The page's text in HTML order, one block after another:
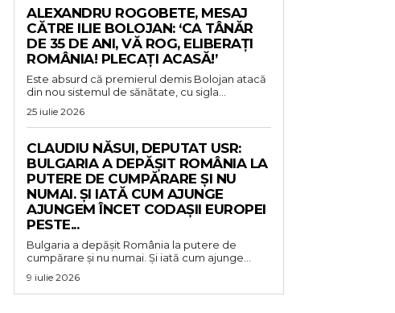
ALEXANDRU ROGOBETE, MESAJ
CĂTRE ILIE BOLOJAN: ‘CA TÂNĂR
DE 35 DE ANI, VĂ ROG, ELIBERAȚI
ROMÂNIA! PLECAȚI ACASĂ!’
Este absurd că premierul demis Bolojan atacă
din nou sistemul de sănătate, cu sigla...
25 iulie 2026
CLAUDIU NĂSUI, DEPUTAT USR:
BULGARIA A DEPĂȘIT ROMÂNIA LA
PUTERE DE CUMPĂRARE ȘI NU
NUMAI. ȘI IATĂ CUM AJUNGE
AJUNGEM ÎNCET CODAȘII EUROPEI
PESTE...
Bulgaria a depășit România la putere de
cumpărare și nu numai. Și iată cum ajunge...
9 iulie 2026